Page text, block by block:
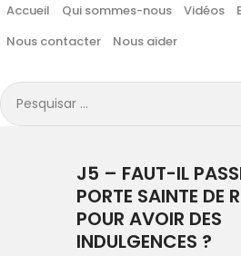
Accueil Qui sommes-nous Vidéos
Nous contacter
Nous aider
Pesquisar
por:
Vidéos
Boutique
Nous
J5 – FAUT-IL
PORTE SAINTE DE
POUR AVOIR DES
INDULGENCES ?